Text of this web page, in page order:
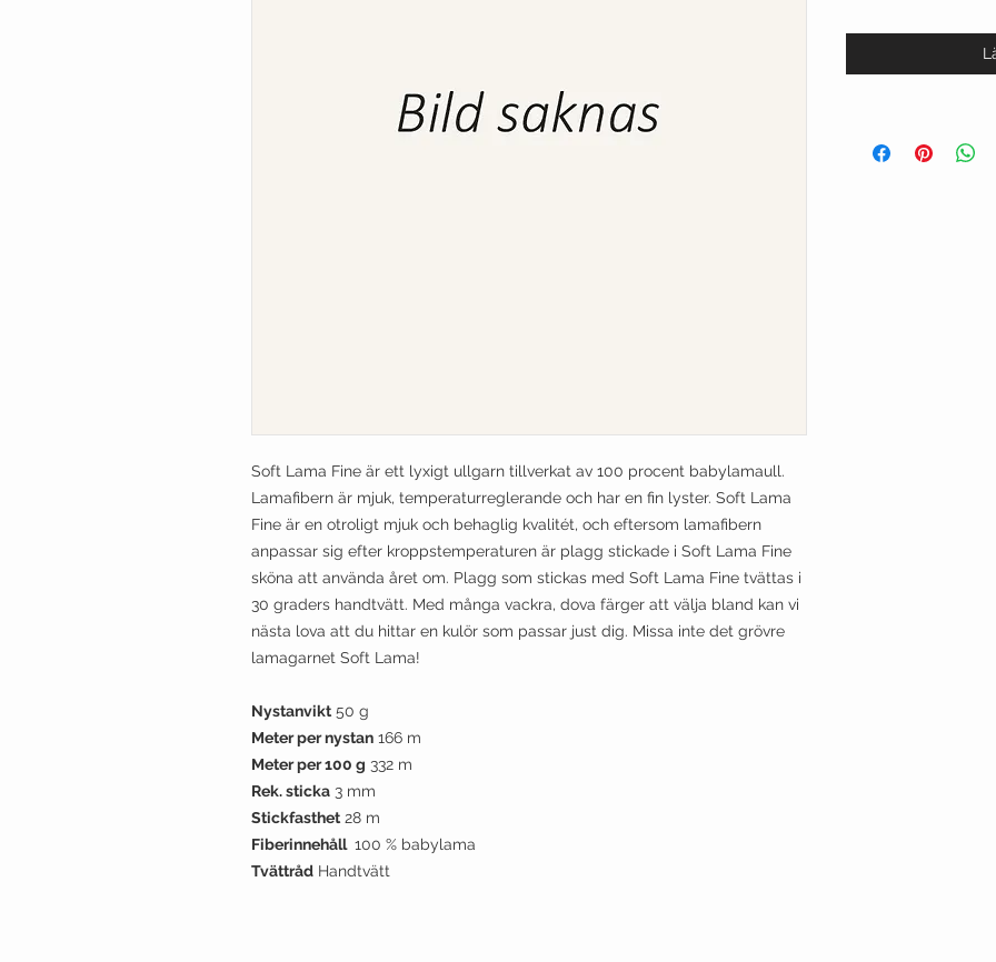
Soft Lama Fine är ett lyxigt ullgarn tillverkat av 100 procent babylamaull.
Lamafibern är mjuk, temperaturreglerande och har en fin lyster. Soft Lama
Fine är en otroligt mjuk och behaglig kvalitét, och eftersom lamafibern
anpassar sig efter kroppstemperaturen är plagg stickade i Soft Lama Fine
sköna att använda året om. Plagg som stickas med Soft Lama Fine tvättas i
30 graders handtvätt. Med många vackra, dova färger att välja bland kan vi
nästa lova att du hittar en kulör som passar just dig. Missa inte det grövre
lamagarnet Soft Lama!
Nystanvikt50 g
Meter per nystan 166 m
Meter per 100 g 332 m
Rek. sticka 3 mm
Stickfasthet28 m
Fiberinnehåll 100 % babylama
Tvättråd Handtvätt